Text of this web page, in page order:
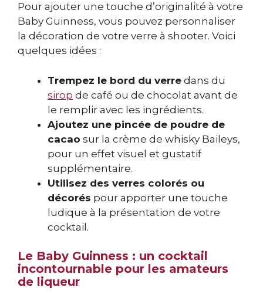
Pour ajouter une touche d’originalité à votre
Baby Guinness, vous pouvez personnaliser
la décoration de votre verre à shooter. Voici
quelques idées :
Trempez le bord du verre dans du
sirop de café ou de chocolat avant de
le remplir avec les ingrédients.
Ajoutez une pincée de poudre de
cacao sur la crème de whisky Baileys,
pour un effet visuel et gustatif
supplémentaire.
Utilisez des verres colorés ou
décorés pour apporter une touche
ludique à la présentation de votre
cocktail.
Le Baby Guinness : un cocktail
incontournable pour les amateurs
de liqueur